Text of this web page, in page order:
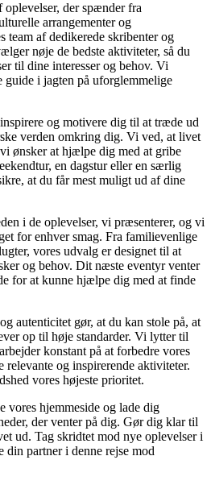
der spænder fra
arrangementer og
team af dedikerede skribenter og
nøje de bedste aktiviteter, så du
til dine interesser og behov. Vi
i jagten på uforglemmelige
og motivere dig til at træde ud
verden omkring dig. Vi ved, at livet
ønsker at hjælpe dig med at gribe
en dagstur eller en særlig
at du får mest muligt ud af dine
i de oplevelser, vi præsenterer, og vi
for enhver smag. Fra familievenlige
vores udvalg er designet til at
og behov. Dit næste eventyr venter
for at kunne hjælpe dig med at finde
autenticitet gør, at du kan stole på, at
op til høje standarder. Vi lytter til
konstant på at forbedre vores
og inspirerende aktiviteter.
vores højeste prioritet.
hjemmeside og lade dig
der venter på dig. Gør dig klar til
ud. Tag skridtet mod nye oplevelser i
partner i denne rejse mod